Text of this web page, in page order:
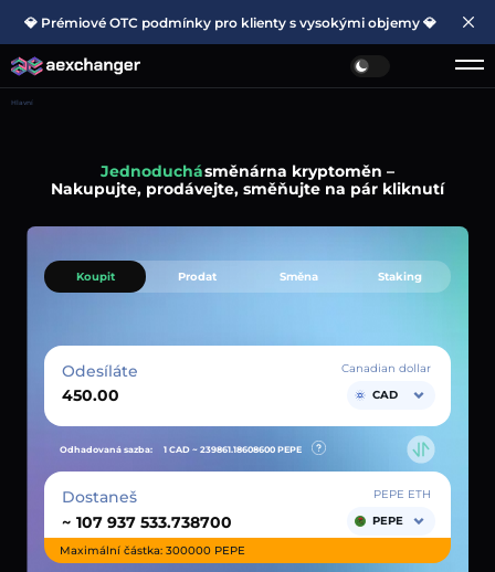
💎 Prémiové OTC podmínky pro klienty s vysokými objemy 💎
Hlavní
Jednoduchásměnárna kryptoměn –
Nakupujte, prodávejte, směňujte na pár kliknutí
Koupit Prodat Směna Staking
Odesíláte
Canadian dollar
CAD
Odhadovaná sazba: 1 CAD ~ 239861.18608600 PEPE
Dostaneš
~
PEPE ETH
PEPE
Maximální částka: 300000 PEPE